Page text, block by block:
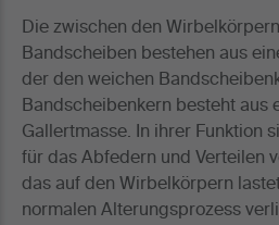
Die zwischen den
Bandscheiben bestehen aus
der den weichen
Bandscheibenkern besteht aus
Gallertmasse. In ihrer Funktion
für das Abfedern und Verteilen
das auf den Wirbelkörpern
normalen Alterungsprozess